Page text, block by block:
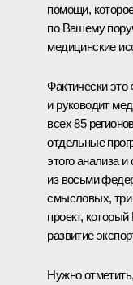
помощи,
по Вашему
медицинские
Фактически
и руководит
всех 85
отдельные
этого анализа
из восьми
смысловых,
проект,
развитие
Нужно